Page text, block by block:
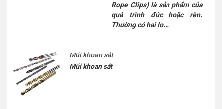
Rope Clips) là sản phẩm của
quá trình đúc hoặc rèn.
Thường có hai lo...
Mũi khoan sắt
Mũi khoan sắt